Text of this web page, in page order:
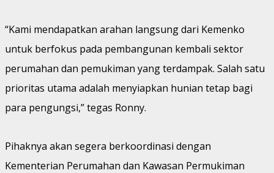
“Kami mendapatkan arahan langsung dari Kemenko
untuk berfokus pada pembangunan kembali sektor
perumahan dan pemukiman yang terdampak. Salah satu
prioritas utama adalah menyiapkan hunian tetap bagi
para pengungsi,” tegas Ronny.
Pihaknya akan segera berkoordinasi dengan
Kementerian Perumahan dan Kawasan Permukiman